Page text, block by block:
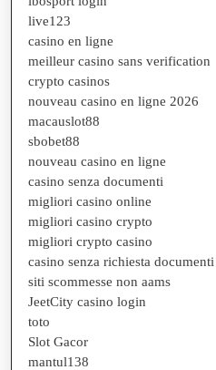
live123
casino en ligne
meilleur casino sans verification
crypto casinos
nouveau casino en ligne 2026
macauslot88
sbobet88
nouveau casino en ligne
casino senza documenti
migliori casino online
migliori casino crypto
migliori crypto casino
casino senza richiesta documenti
siti scommesse non aams
JeetCity casino login
toto
Slot Gacor
mantul138